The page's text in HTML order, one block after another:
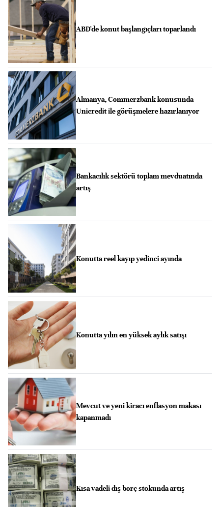
ABD'de konut başlangıçları toparlandı
Almanya, Commerzbank konusunda
Unicredit ile görüşmelere hazırlanıyor
Bankacılık sektörü toplam mevduatında
artış
Konutta reel kayıp yedinci ayında
Konutta yılın en yüksek aylık satışı
Mevcut ve yeni kiracı enflasyon makası
kapanmadı
Kısa vadeli dış borç stokunda artış